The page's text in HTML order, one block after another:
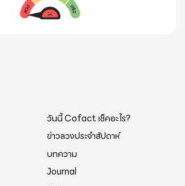
วันนี้ Cofact เช็คอะไร?
ข่าวลวงประจำสัปดาห์
บทความ
Journal